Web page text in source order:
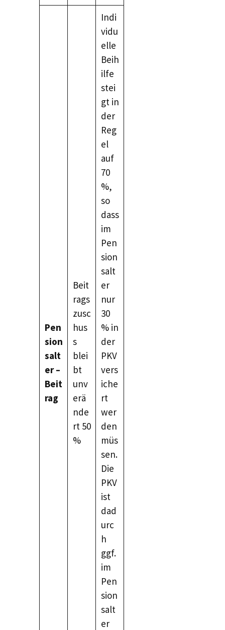
Pen
sion
salt
er –
Beit
rag
Beit
rags
zusc
hus
s
blei
bt
unv
erä
nde
rt 50
%
Indi
vidu
elle
Beih
ilfe
stei
gt in
der
Reg
el
auf
70
%,
so
dass
im
Pen
sion
salt
er
nur
30
% in
der
PKV
vers
iche
rt
wer
den
müs
sen.
Die
PKV
ist
dad
urc
h
ggf.
im
Pen
sion
salt
er